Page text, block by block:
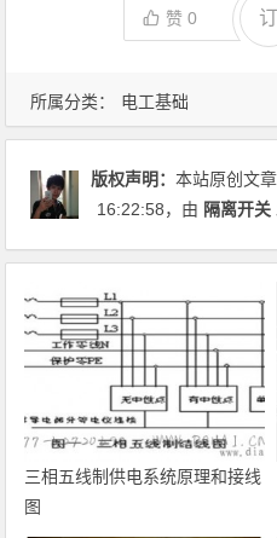
所属分类： 电工基础
赞0 订
版权声明：本站原创文
16:22:58，由 隔离开关
三相五线制供电系统原理和接线
图